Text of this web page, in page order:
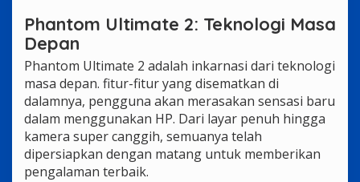
Phantom Ultimate 2: Teknologi Masa
Depan
Phantom Ultimate 2 adalah inkarnasi dari teknologi
masa depan. fitur-fitur yang disematkan di
dalamnya, pengguna akan merasakan sensasi baru
dalam menggunakan HP. Dari layar penuh hingga
kamera super canggih, semuanya telah
dipersiapkan dengan matang untuk memberikan
pengalaman terbaik.